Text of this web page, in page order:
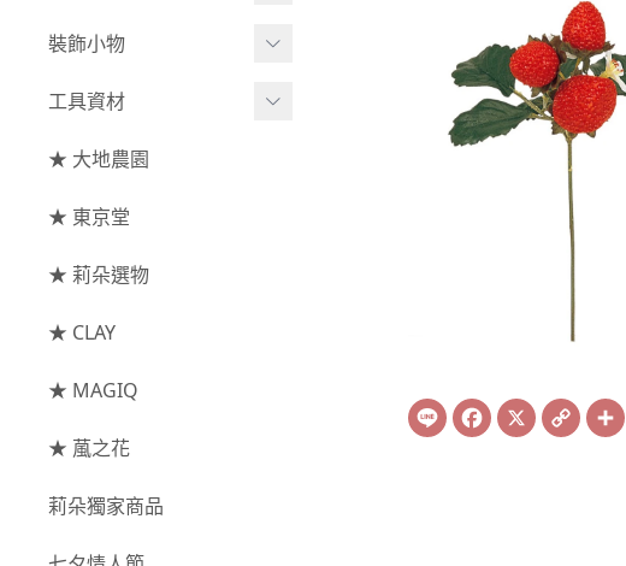
- 其他
玫瑰
大玫瑰
- 迷你玫瑰
- 庭園玫瑰
- 其他玫瑰
主花
菊花
-
蘭花⧸大理花
- 莉朵獨家水染
- 大地農園
索拉花(僅花頭)
原色
綜合花束
葉材⧸藤蔓
枝條
果實
小型花器
中大型花器
捧花架⧸吊架
藤圈⧸注連繩
提籃
裝飾小物
裝飾⧸擺飾
花插
工具資材
工具⧸型錄
資材
★ 大地農園
★ 東京堂
★ 莉朵選物
★ CLAY
★ MAGIQ
★ 葻之花
莉朵獨家商品
Line Facebook
X Copy
Link